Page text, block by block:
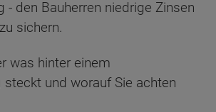
- den Bauherren niedrige Zinsen
sichern.
was hinter einem
steckt und worauf Sie achten